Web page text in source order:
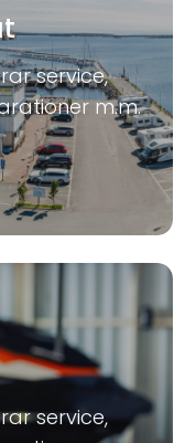
service,
m.m.
service,